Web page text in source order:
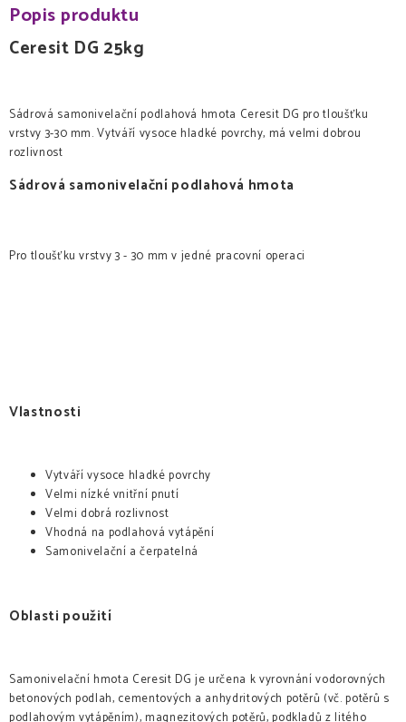
Popis produktu
Ceresit DG 25kg
Sádrová samonivelační podlahová hmota Ceresit DG pro tloušťku
vrstvy 3-30 mm. Vytváří vysoce hladké povrchy, má velmi dobrou
rozlivnost
Sádrová samonivelační podlahová hmota
Pro tloušťku vrstvy 3 - 30 mm v jedné pracovní operaci
Vlastnosti
Vytváří vysoce hladké povrchy
Velmi nízké vnitřní pnutí
Velmi dobrá rozlivnost
Vhodná na podlahová vytápění
Samonivelační a čerpatelná
Oblasti použití
Samonivelační hmota Ceresit DG je určena k vyrovnání vodorovných
betonových podlah, cementových a anhydritových potěrů (vč. potěrů s
podlahovým vytápěním), magnezitových potěrů, podkladů z litého